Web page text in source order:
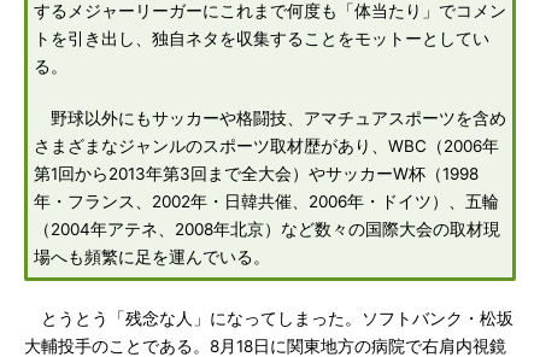
するメジャーリーガーにこれまで何度も「体当たり」でコメン
トを引き出し、独自ネタを収集することをモットーとしてい
る。
野球以外にもサッカーや格闘技、アマチュアスポーツを含め
さまざまなジャンルのスポーツ取材歴があり、WBC（2006年
第1回から2013年第3回まで全大会）やサッカーW杯（1998
年・フランス、2002年・日韓共催、2006年・ドイツ）、五輪
（2004年アテネ、2008年北京）など数々の国際大会の取材現
場へも頻繁に足を運んでいる。
とうとう「残念な人」になってしまった。ソフトバンク・松坂
大輔投手のことである。8月18日に関東地方の病院で右肩内視鏡